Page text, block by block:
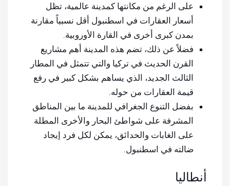
على الرغم من مكانتها كمدينة عالمية، تظل
أسعار العقارات في اسطنبول أقل نسبياً مقارنة
بمدن كبرى أخرى في القارة الأوروبية.
فضلاً عن ذلك، تضم هذه المدينة أهم مشاريع
القرن الحديث في تركيا والتي تتمثل في المطار
الثالث الجديد، الذي يساهم بشكل كبير في رفع
قيمة العقارات من حوله.
بفضل التنوع الجغرافي للمدينة ما بين المناطق
المشرفة على شواطئ البحار والأخرى المطلة
على الغابات والحدائق، يمكن لكل فرد إيجاد
ضالته في اسطنبول.
أنطاليا